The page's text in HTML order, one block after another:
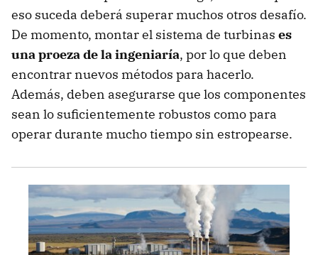
eso suceda deberá superar muchos otros desafío.
De momento, montar el sistema de turbinas es
una proeza de la ingeniaría, por lo que deben
encontrar nuevos métodos para hacerlo.
Además, deben asegurarse que los componentes
sean lo suficientemente robustos como para
operar durante mucho tiempo sin estropearse.